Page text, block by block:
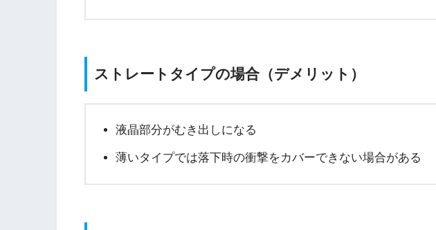
ストレートタイプの場合（デメリット）
液晶部分がむき出しになる
薄いタイプでは落下時の衝撃をカバーできない場合がある